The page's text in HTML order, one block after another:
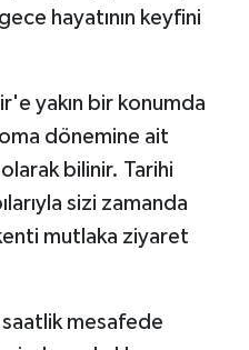
hayatının keyfini
yakın bir konumda
dönemine ait
bilinir. Tarihi
sizi zamanda
mutlaka ziyaret
saatlik mesafede